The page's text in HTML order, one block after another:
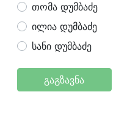
თომა დუმბაძე
ილია დუმბაძე
სანი დუმბაძე
გაგზავნა